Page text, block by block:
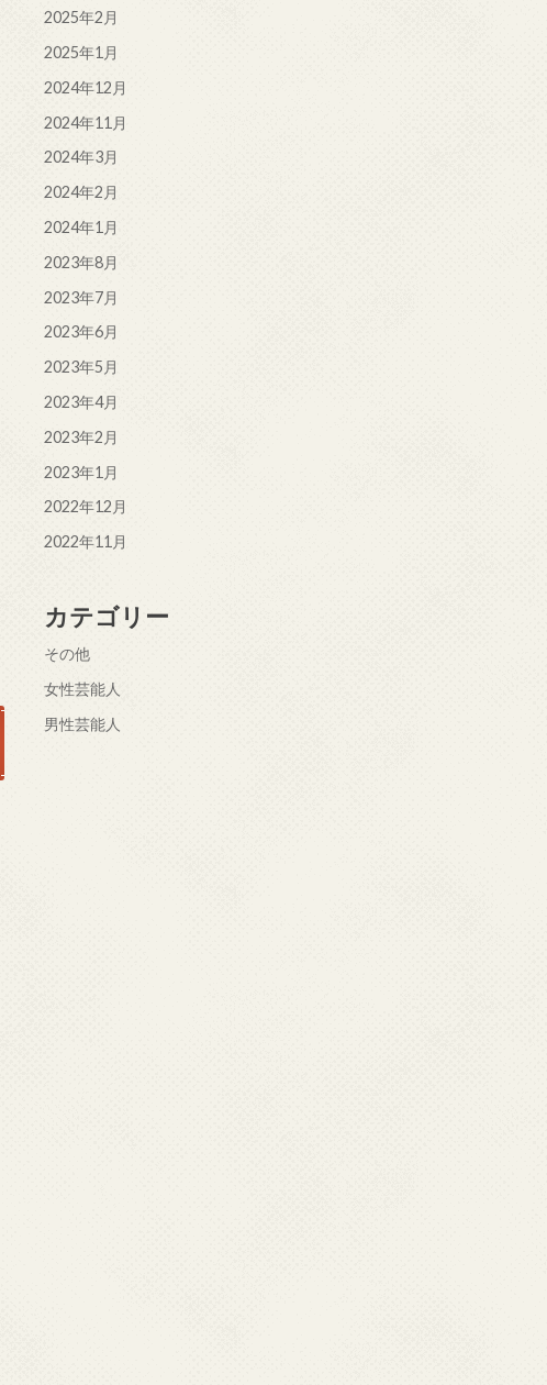
2025年2月
2025年1月
2024年12月
2024年11月
2024年3月
2024年2月
2024年1月
2023年8月
2023年7月
2023年6月
2023年5月
2023年4月
2023年2月
2023年1月
2022年12月
2022年11月
カテゴリー
その他
女性芸能人
男性芸能人